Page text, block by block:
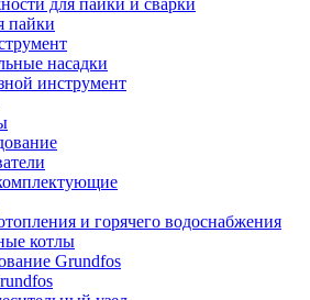
для пайки и сварки
пайки
насадки
инструмент
и горячего водоснабжения
котлы
Grundfos